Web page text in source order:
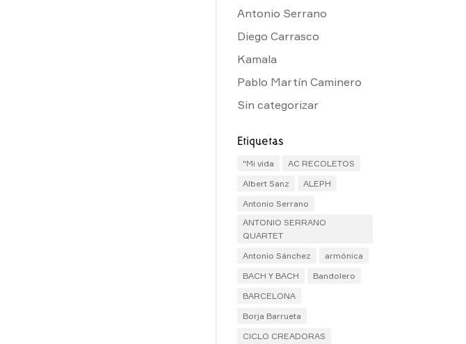
Antonio Serrano
Diego Carrasco
Kamala
Pablo Martín Caminero
Sin categorizar
Etiquetas
"Mi vida
AC RECOLETOS
Albert Sanz
ALEPH
Antonio Serrano
ANTONIO SERRANO
QUARTET
Antonio Sánchez
armónica
BACH Y BACH
Bandolero
BARCELONA
Borja Barrueta
CICLO CREADORAS